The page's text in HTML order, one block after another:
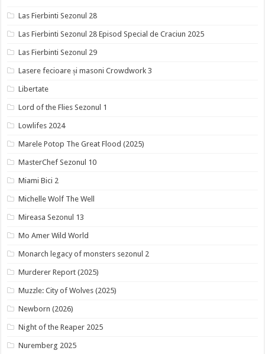
Las Fierbinti Sezonul 28
Las Fierbinti Sezonul 28 Episod Special de Craciun 2025
Las Fierbinti Sezonul 29
Lasere fecioare și masoni Crowdwork 3
Libertate
Lord of the Flies Sezonul 1
Lowlifes 2024
Marele Potop The Great Flood (2025)
MasterChef Sezonul 10
Miami Bici 2
Michelle Wolf The Well
Mireasa Sezonul 13
Mo Amer Wild World
Monarch legacy of monsters sezonul 2
Murderer Report (2025)
Muzzle: City of Wolves (2025)
Newborn (2026)
Night of the Reaper 2025
Nuremberg 2025